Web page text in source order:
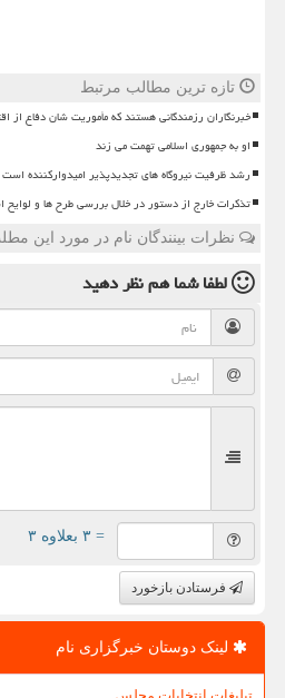
تازه ترین مطالب مرتبط
خبرنگاران رزمندگانی هستند که مأموریت شان دفاع
او به جمهوری اسلامی تهمت می زند
رشد ظرفیت نیروگاه های تجدیدپذیر امیدوارکننده است
تذکرات خارج از دستور در خلال بررسی طرح ها و لوایح
نظرات بینندگان نام در مورد این
لطفا شما همنظر دهید
= ۳ بعلاوه ۳
فرستادن بازخورد
لینک دوستان خبرگزاری نام